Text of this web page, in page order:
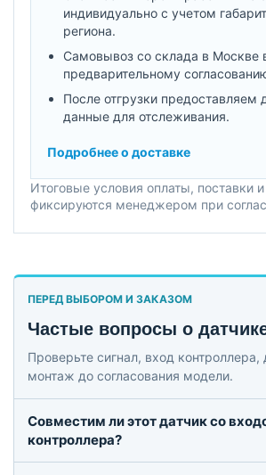
индивидуально с учетом
региона.
Самовывоз со склада в Москве
предварительному
После отгрузки предоставляем
данные для отслеживания.
Подробнее о доставке
Итоговые условия оплаты, поставки
фиксируются менеджером при
ПЕРЕД ВЫБОРОМ И ЗАКАЗОМ
Частые вопросы о
Проверьте сигнал, вход контроллера,
монтаж до согласования модели.
Совместим ли этот датчик со
контроллера?